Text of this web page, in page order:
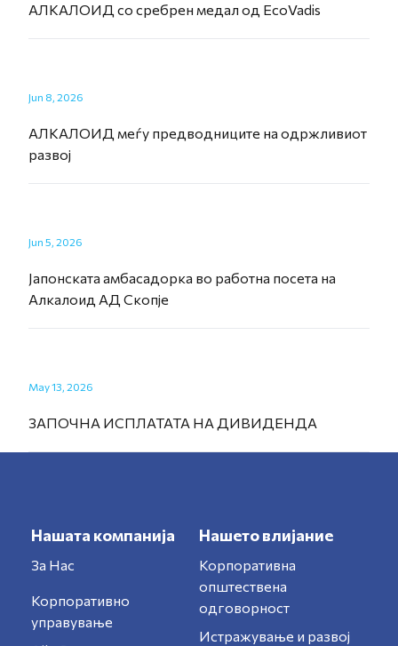
АЛКАЛОИД со сребрен медал од EcoVadis
Jun 8, 2026
АЛКАЛОИД меѓу предводниците на одржливиот
развој
Jun 5, 2026
Јапонската амбасадорка во работна посета на
Алкалоид АД Скопје
May 13, 2026
ЗАПОЧНА ИСПЛАТАТА НА ДИВИДЕНДА
Нашата компанија
За Нас
Корпоративно
управување
Нашето влијание
Корпоративна
општествена
одговорност
Истражување и развој